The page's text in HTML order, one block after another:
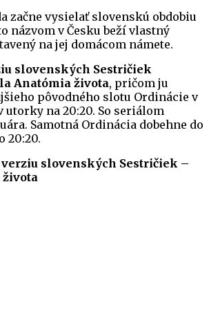
začne vysielať slovenskú obdobiu
názvom v Česku beží vlastný
na jej domácom námete.
slovenských Sestričiek
Anatómia života, pričom ju
pôvodného slotu Ordinácie v
utorky na 20:20. So seriálom
Samotná Ordinácia dobehne do
20:20.
slovenských Sestričiek –